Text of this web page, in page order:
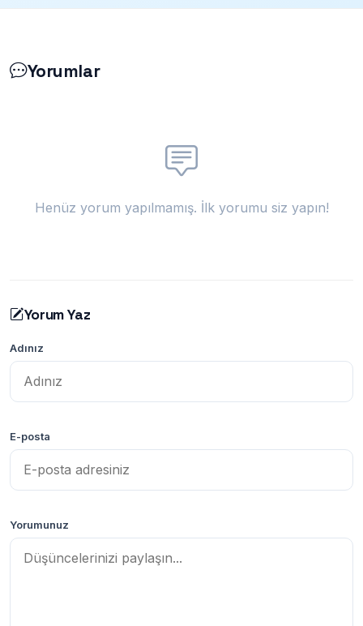
Yorumlar
Henüz yorum yapılmamış. İlk yorumu siz yapın!
Yorum Yaz
Adınız
E-posta
Yorumunuz